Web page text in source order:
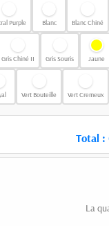
Purple Blanc Blanc Chiné
Gris Chiné II Gris Souris Jaune
Vert Bouteille Vert Cremeux
Total :
La